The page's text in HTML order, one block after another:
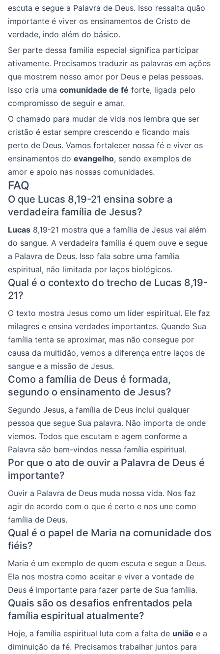
escuta e segue a Palavra de Deus. Isso ressalta quão
importante é viver os ensinamentos de Cristo de
verdade, indo além do básico.
Ser parte dessa família especial significa participar
ativamente. Precisamos traduzir as palavras em ações
que mostrem nosso amor por Deus e pelas pessoas.
Isso cria uma comunidade de fé forte, ligada pelo
compromisso de seguir e amar.
O chamado para mudar de vida nos lembra que ser
cristão é estar sempre crescendo e ficando mais
perto de Deus. Vamos fortalecer nossa fé e viver os
ensinamentos do evangelho, sendo exemplos de
amor e apoio nas nossas comunidades.
FAQ
O que Lucas 8,19-21 ensina sobre a
verdadeira família de Jesus?
Lucas 8,19-21 mostra que a família de Jesus vai além
do sangue. A verdadeira família é quem ouve e segue
a Palavra de Deus. Isso fala sobre uma família
espiritual, não limitada por laços biológicos.
Qual é o contexto do trecho de Lucas 8,19-
21?
O texto mostra Jesus como um líder espiritual. Ele faz
milagres e ensina verdades importantes. Quando Sua
família tenta se aproximar, mas não consegue por
causa da multidão, vemos a diferença entre laços de
sangue e a missão de Jesus.
Como a família de Deus é formada,
segundo o ensinamento de Jesus?
Segundo Jesus, a família de Deus inclui qualquer
pessoa que segue Sua palavra. Não importa de onde
viemos. Todos que escutam e agem conforme a
Palavra são bem-vindos nessa família espiritual.
Por que o ato de ouvir a Palavra de Deus é
importante?
Ouvir a Palavra de Deus muda nossa vida. Nos faz
agir de acordo com o que é certo e nos une como
família de Deus.
Qual é o papel de Maria na comunidade dos
fiéis?
Maria é um exemplo de quem escuta e segue a Deus.
Ela nos mostra como aceitar e viver a vontade de
Deus é importante para fazer parte de Sua família.
Quais são os desafios enfrentados pela
família espiritual atualmente?
Hoje, a família espiritual luta com a falta de união e a
diminuição da fé. Precisamos trabalhar juntos para